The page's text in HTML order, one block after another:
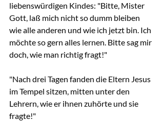
liebenswürdigen Kindes: "Bitte, Mister
Gott, laß mich nicht so dumm bleiben
wie alle anderen und wie ich jetzt bin. Ich
möchte so gern alles lernen. Bitte sag mir
doch, wie man richtig fragt!"
"Nach drei Tagen fanden die Eltern Jesus
im Tempel sitzen, mitten unter den
Lehrern, wie er ihnen zuhörte und sie
fragte!"